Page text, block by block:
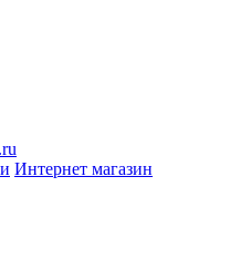
Интернет магазин